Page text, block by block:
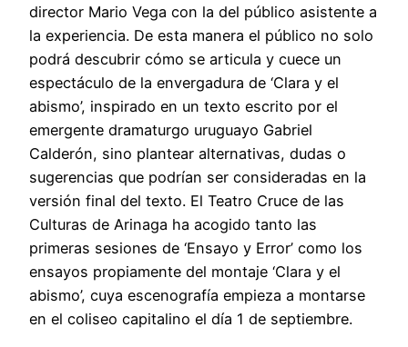
director Mario Vega con la del público asistente a
la experiencia. De esta manera el público no solo
podrá descubrir cómo se articula y cuece un
espectáculo de la envergadura de ‘Clara y el
abismo’, inspirado en un texto escrito por el
emergente dramaturgo uruguayo Gabriel
Calderón, sino plantear alternativas, dudas o
sugerencias que podrían ser consideradas en la
versión final del texto. El Teatro Cruce de las
Culturas de Arinaga ha acogido tanto las
primeras sesiones de ‘Ensayo y Error’ como los
ensayos propiamente del montaje ‘Clara y el
abismo’, cuya escenografía empieza a montarse
en el coliseo capitalino el día 1 de septiembre.